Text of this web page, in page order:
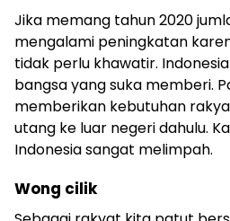
Jika memang tahun 2020
mengalami peningkatan
tidak perlu khawatir.
bangsa yang suka memberi.
memberikan kebutuhan
utang ke luar negeri dahulu.
Indonesia sangat melimpah.
Wong cilik